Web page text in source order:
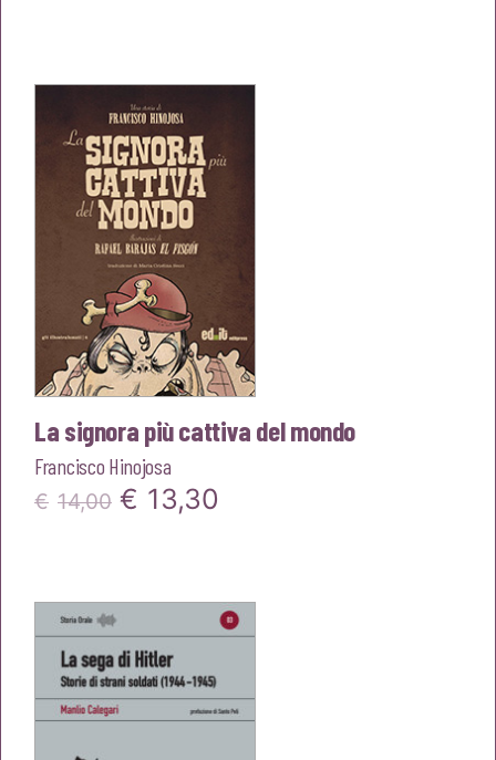
era:
€16,00.
La signora più cattiva del mondo
Francisco Hinojosa
€ 14,00 Il
€14,00.
€ 13,30
è: